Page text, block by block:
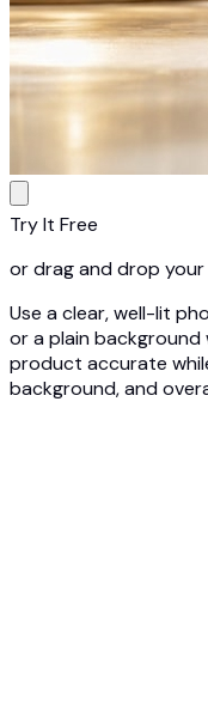
Try It Free
or drag and drop
Use a clear, well-lit
or a plain background
product accurate
background, and